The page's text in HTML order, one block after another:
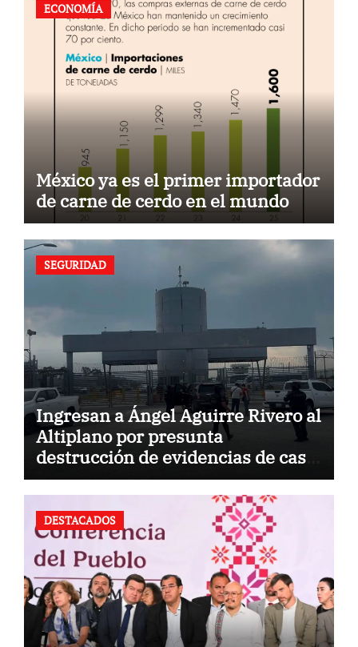
ECONOMÍA
México ya es el primer importador
de carne de cerdo en el mundo
SEGURIDAD
Ingresan a Ángel Aguirre Rivero al
Altiplano por presunta
destrucción de evidencias de caso
Ayotzinapa
DESTACADOS